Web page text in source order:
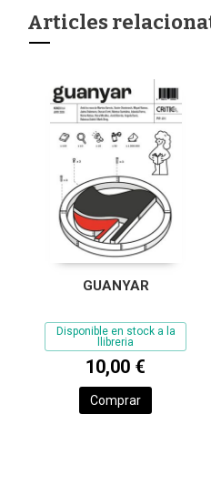
Articles
GUANYAR
Disponible en stock a la
llibreria
10,00 €
Comprar